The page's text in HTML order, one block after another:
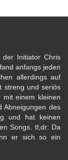
der Initiator Chris
anfangs jeden
allerdings auf
streng und seriös
mit einem kleinen
Abneigungen des
und hat keinen
Songs. tl;dr: Da
er sich so ein